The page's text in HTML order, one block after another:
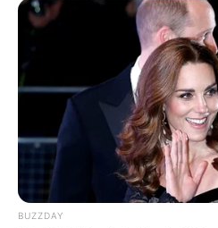
BUZZDAY